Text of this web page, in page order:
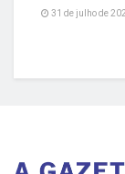
31 de julho de